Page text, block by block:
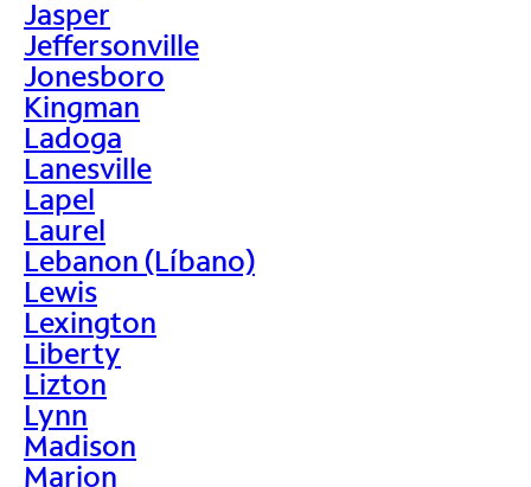
Jasper
Jeffersonville
Jonesboro
Kingman
Ladoga
Lanesville
Lapel
Laurel
Lebanon (Líbano)
Lewis
Lexington
Liberty
Lizton
Lynn
Madison
Marion